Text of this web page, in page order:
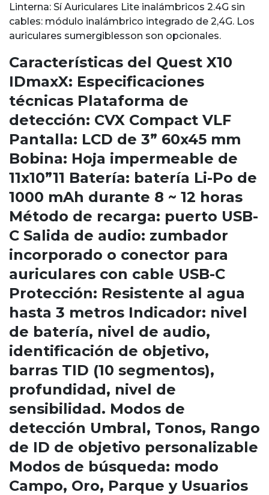
Linterna: Sí Auriculares Lite inalámbricos 2.4G sin
cables: módulo inalámbrico integrado de 2,4G. Los
auriculares sumergiblesson son opcionales.
Características del Quest X10
IDmaxX: Especificaciones
técnicas Plataforma de
detección: CVX Compact VLF
Pantalla: LCD de 3” 60x45 mm
Bobina: Hoja impermeable de
11x10”11 Batería: batería Li-Po de
1000 mAh durante 8 ~ 12 horas
Método de recarga: puerto USB-
C Salida de audio: zumbador
incorporado o conector para
auriculares con cable USB-C
Protección: Resistente al agua
hasta 3 metros Indicador: nivel
de batería, nivel de audio,
identificación de objetivo,
barras TID (10 segmentos),
profundidad, nivel de
sensibilidad. Modos de
detección Umbral, Tonos, Rango
de ID de objetivo personalizable
Modos de búsqueda: modo
Campo, Oro, Parque y Usuarios